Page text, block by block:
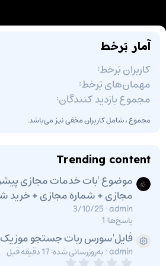
آمار بَرخط
کاربران بَرخط
مهمان‌های بَرخط
مجموع بازدید کنندگان
مجموع ، شامل کاربران مخفی نیز می‌باشد.
Trending content
موضوع 'بات خدمات مجازی
مجازی + شماره مجازی + خرید
admin
3/10/25
پاسخ‌ها: 1
آیکون فایل
فایل'سورس ربات جستجو موزیک ورژن ۱
admin به‌روزرسانی شده:17 دقیقه قبل